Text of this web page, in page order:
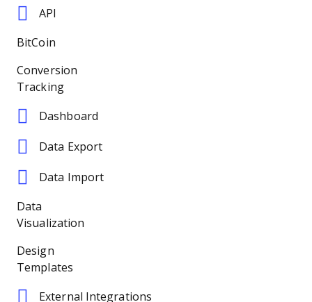
API
BitCoin
Conversion
Tracking
Dashboard
Data Export
Data Import
Data
Visualization
Design
Templates
External Integrations